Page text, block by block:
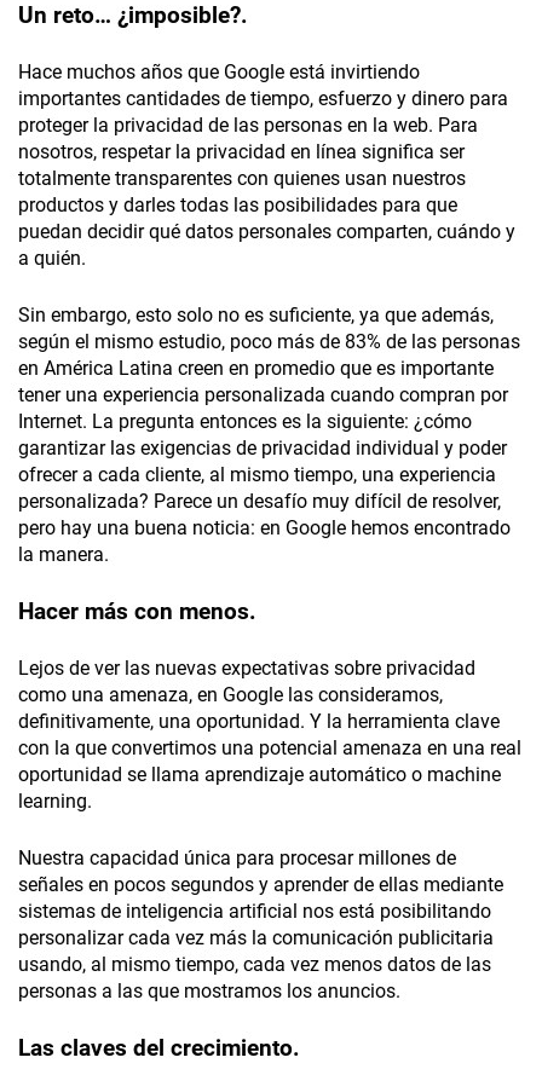
Un reto… ¿imposible?.
Hace muchos años que Google está invirtiendo
importantes cantidades de tiempo, esfuerzo y dinero para
proteger la privacidad de las personas en la web. Para
nosotros, respetar la privacidad en línea significa ser
totalmente transparentes con quienes usan nuestros
productos y darles todas las posibilidades para que
puedan decidir qué datos personales comparten, cuándo y
a quién.
Sin embargo, esto solo no es suficiente, ya que además,
según el mismo estudio, poco más de 83% de las personas
en América Latina creen en promedio que es importante
tener una experiencia personalizada cuando compran por
Internet. La pregunta entonces es la siguiente: ¿cómo
garantizar las exigencias de privacidad individual y poder
ofrecer a cada cliente, al mismo tiempo, una experiencia
personalizada? Parece un desafío muy difícil de resolver,
pero hay una buena noticia: en Google hemos encontrado
la manera.
Hacer más con menos.
Lejos de ver las nuevas expectativas sobre privacidad
como una amenaza, en Google las consideramos,
definitivamente, una oportunidad. Y la herramienta clave
con la que convertimos una potencial amenaza en una real
oportunidad se llama aprendizaje automático o machine
learning.
Nuestra capacidad única para procesar millones de
señales en pocos segundos y aprender de ellas mediante
sistemas de inteligencia artificial nos está posibilitando
personalizar cada vez más la comunicación publicitaria
usando, al mismo tiempo, cada vez menos datos de las
personas a las que mostramos los anuncios.
Las claves del crecimiento.